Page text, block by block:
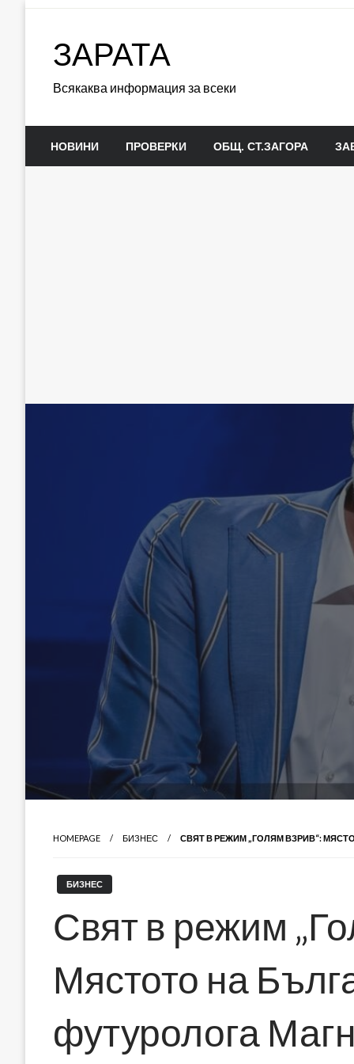
ЗАРАТА
Всякаква информация за всеки
НОВИНИ ПРОВЕРКИ ОБЩ. СТ.ЗАГОРА
HOMEPAGE БИЗНЕС СВЯТ В РЕЖИМ „ГОЛЯМ ВЗРИВ“:
БИЗНЕС
Свят в режим
Мястото на
футуролога